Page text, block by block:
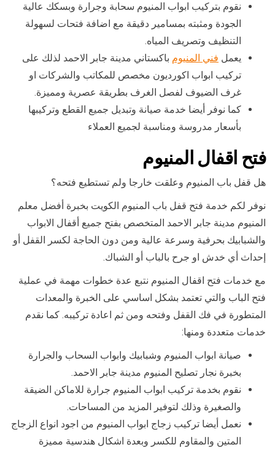
نقوم بتركيب ابواب المنيوم سحابة وجرارة وبسكك عالية
الجودة ومثبته بمسامير دقيقة مع اضافة فتحات لسهولة
التنظيف وتصريف المياه.
يعمل فني المنيوم باكستاني مدينة جابر الاحمد لذلك على
تركيب ابواب اكورديون مخصص للمكاتب والشركات او
غرف الضيوف لفصل الغرف بطريقة عصرية ومميزة.
كما نوفر أيضا خدمة صيانة وتبديل جميع القطع وتركيبها
بأسعار مدروسة ومناسبة لجميع العملاء
فتح اقفال المنيوم
هل قفل باب المنيوم وعلقت خارجا ولم تستطيع فتحه؟
نوفر لكم خدمة فتح قفل باب المنيوم الكويت بخبرة أفضل معلم
المنيوم مدينة جابر الاحمد المتخصص بفتح جميع أقفال الابواب
والشبابيك بحرفية وسرعة عالية ومن دون الحاجة لكسر القفل أو
إحداث أي خدش او جرح بالباب أو الشباك.
مع خدمات فتح اقفال المنيوم نتبع عدة خطوات مهمة في عملية
فتح الباب والتي تعتمد بشكل اساسي على الخبرة والمعدات
المتطورة في فك القفل وفتحه ومن ثم اعادة تركيبه. كما نقدم
خدمات متعددة ومنها:
صيانة ابواب المنيوم وشبابيك وابواب السحاب والجرارة
بخبرة نجار تصليح المنيوم مدينة جابر الاحمد.
نقوم بخدمة تركيب ابواب المنيوم جرارة للاماكن الضيقة
والصغيرة وذلك لتوفير المزيد من المساحات.
نعمل أيضا تركيب زجاج ابواب المنيوم من اجود انواع الزجاج
المتين والمقاوم للكسر وبعدة اشكال هندسية مميزة